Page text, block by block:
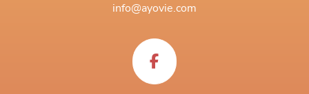
info@ayovie.com